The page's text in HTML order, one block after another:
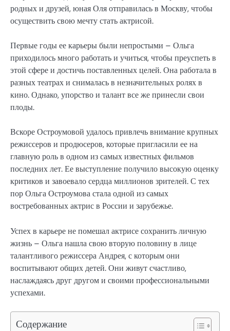
родных и друзей, юная Оля отправилась в Москву, чтобы
осуществить свою мечту стать актрисой.
Первые годы ее карьеры были непростыми – Ольга
приходилось много работать и учиться, чтобы преуспеть в
этой сфере и достичь поставленных целей. Она работала в
разных театрах и снималась в незначительных ролях в
кино. Однако, упорство и талант все же принесли свои
плоды.
Вскоре Остроумовой удалось привлечь внимание крупных
режиссеров и продюсеров, которые пригласили ее на
главную роль в одном из самых известных фильмов
последних лет. Ее выступление получило высокую оценку
критиков и завоевало сердца миллионов зрителей. С тех
пор Ольга Остроумова стала одной из самых
востребованных актрис в России и зарубежье.
Успех в карьере не помешал актрисе сохранить личную
жизнь – Ольга нашла свою вторую половину в лице
талантливого режиссера Андрея, с которым они
воспитывают общих детей. Они живут счастливо,
наслаждаясь друг другом и своими профессиональными
успехами.
Содержание